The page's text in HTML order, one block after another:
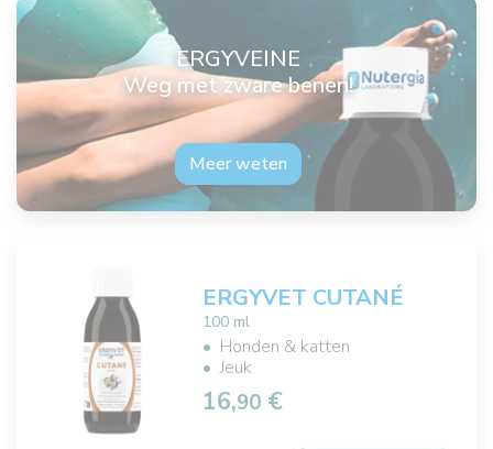
ERGYVEINE
Weg met zware benen!
Meer weten
ERGYVET CUTANÉ
100 ml
Honden & katten
Jeuk
16,90 €